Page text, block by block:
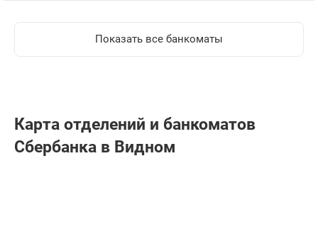
Показать все банкоматы
Карта отделений и банкоматов
Сбербанкa в Видном